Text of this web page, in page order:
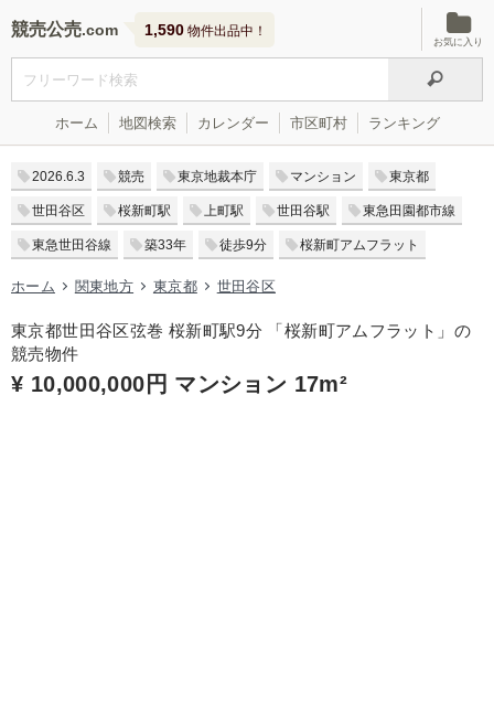
競売公売 1,590 物件出品中！
お気に入り
ホーム 地図検索 カレンダー 市区町村 ランキング
2026.6.3 競売 東京地裁本庁 マンション 東京都
世田谷区 桜新町駅 上町駅 世田谷駅 東急田園都市線
東急世田谷線 築33年 徒歩9分 桜新町アムフラット
ホーム 関東地方 東京都 世田谷区
東京都世田谷区弦巻 桜新町駅9分 「桜新町アムフラット」の
競売物件
¥ 10,000,000円 マンション 17m²